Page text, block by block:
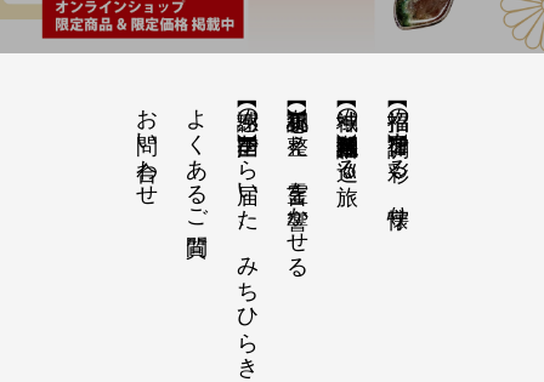
【招福の調律】日々を彩る、懐守り
【神域の系譜】神社仏閣・自然を巡る旅
【祝詞集】心を整え、言霊を響かせる
【感謝の声】全国から届いた、みちひらきの記録
よくあるご質問
お問い合わせ